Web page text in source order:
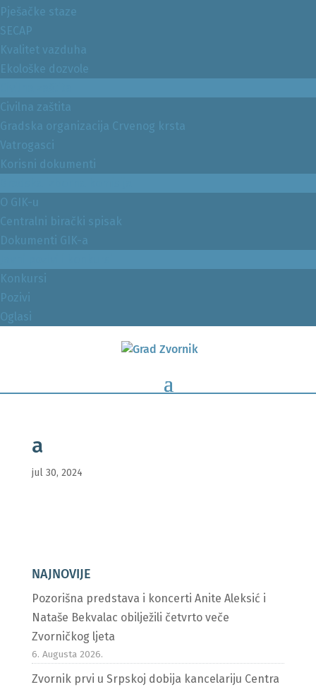
Pješačke staze
SECAP
Kvalitet vazduha
Ekološke dozvole
Civilna zaštita
Gradska organizacija Crvenog krsta
Vatrogasci
Korisni dokumenti
O GIK-u
Centralni birački spisak
Dokumenti GIK-a
Konkursi
Pozivi
Oglasi
a
jul 30, 2024
NAJNOVIJE
Pozorišna predstava i koncerti Anite Aleksić i
Nataše Bekvalac obilježili četvrto veče
Zvorničkog ljeta
6. Augusta 2026.
Zvornik prvi u Srpskoj dobija kancelariju Centra